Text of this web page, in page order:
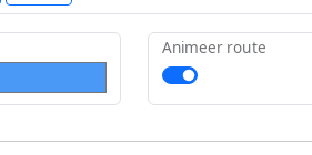
Animeer route